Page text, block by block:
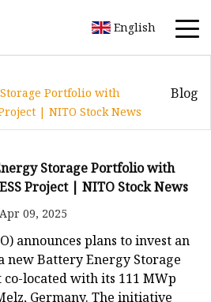
English
Portfolio with
| NITO Stock News
Blog
Storage Portfolio with
Project | NITO Stock News
Apr 09, 2025
announces plans to invest an
new Battery Energy Storage
co-located with its 111 MWp
Germany. The initiative